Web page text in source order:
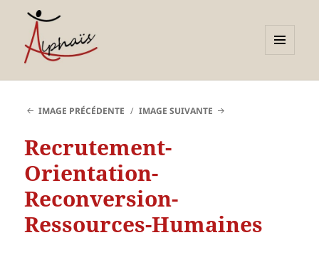
compétences et
orientations adultes et
jeunes
WIDGETS
IMAGE PRÉCÉDENTE IMAGE SUIVANTE
Recrutement-
Orientation-
Reconversion-
Ressources-Humaines